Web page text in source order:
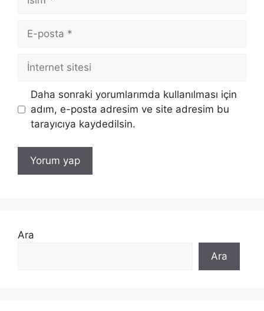
posta
İnternet
Daha sonraki yorumlarımda kullanılması için
adım, e-posta adresim ve site adresim bu
tarayıcıya kaydedilsin.
Ara
Ara